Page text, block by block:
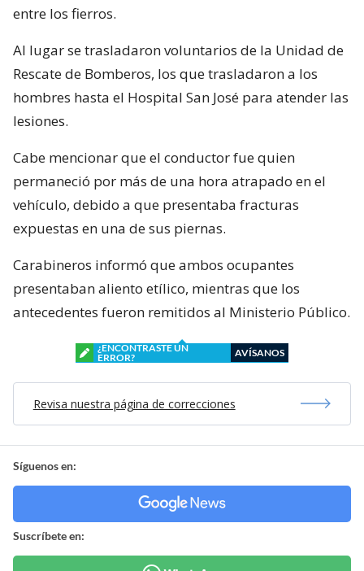
entre los fierros.
Al lugar se trasladaron voluntarios de la Unidad de
Rescate de Bomberos, los que trasladaron a los
hombres hasta el Hospital San José para atender las
lesiones.
Cabe mencionar que el conductor fue quien
permaneció por más de una hora atrapado en el
vehículo, debido a que presentaba fracturas
expuestas en una de sus piernas.
Carabineros informó que ambos ocupantes
presentaban aliento etílico, mientras que los
antecedentes fueron remitidos al Ministerio Público.
¿ENCONTRASTE UN
ERROR?
AVÍSANOS
Revisa nuestra página de correcciones
Síguenos en:
Suscríbete en: